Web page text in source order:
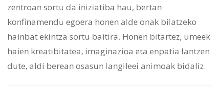
zentroan sortu da iniziatiba hau, bertan
konfinamendu egoera honen alde onak bilatzeko
hainbat ekintza sortu baitira. Honen bitartez, umeek
haien kreatibitatea, imaginazioa eta enpatia lantzen
dute, aldi berean osasun langileei animoak bidaliz.